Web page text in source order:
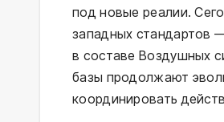
под новые реалии.
западных стандартов
в составе Воздушных
базы продолжают
координировать